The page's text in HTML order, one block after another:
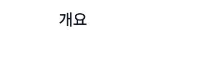
개요